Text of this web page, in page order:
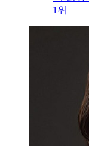
1위